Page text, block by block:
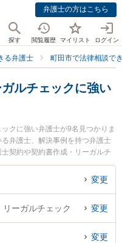
弁護士の方はこちら
探す 閲覧履歴 マイリスト ログイン
る弁護士 町田市で法律相談で
ルチェックに強い
クに強い弁護士が9名見つかりま
弁護士、解決事例を持つ弁護士
契約や契約書作成・リーガルチ
分野での絞り込み検索もでき便
ィスの井川 智允弁護士や永島法
ブルを今すぐに弁護士に相談し
ブル解決の実績豊富な近くの弁
成・リーガルチェックを法律相
変更
ーガルチェック 変更
変更